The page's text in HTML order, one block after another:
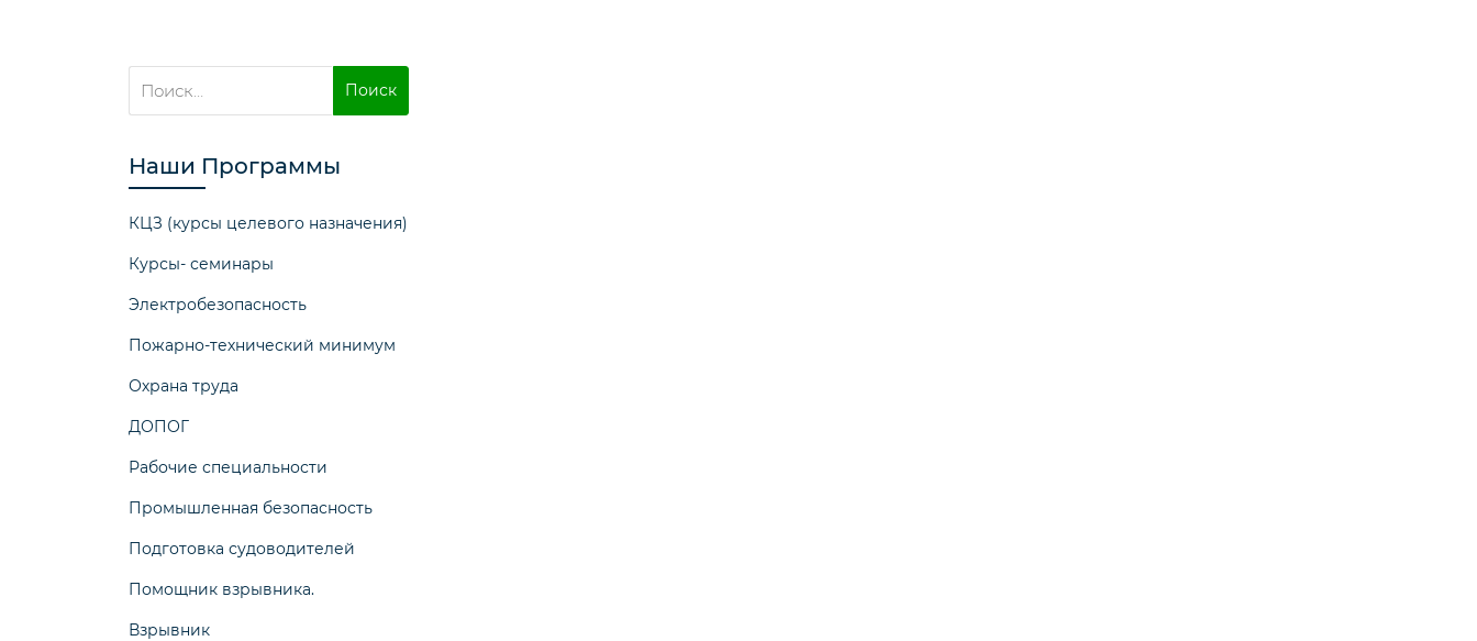
Наши Программы
КЦЗ (курсы целевого назначения)
Курсы- семинары
Электробезопасность
Пожарно-технический минимум
Охрана труда
ДОПОГ
Рабочие специальности
Промышленная безопасность
Подготовка судоводителей
Помощник взрывника.
Взрывник